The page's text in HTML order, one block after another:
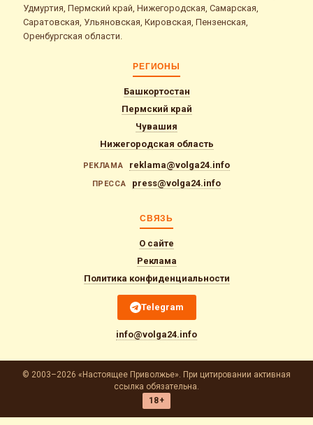
Удмуртия, Пермский край, Нижегородская, Самарская,
Саратовская, Ульяновская, Кировская, Пензенская,
Оренбургская области.
РЕГИОНЫ
Башкортостан
Пермский край
Чувашия
Нижегородская область
РЕКЛАМА reklama@volga24.info
ПРЕССА press@volga24.info
СВЯЗЬ
О сайте
Реклама
Политика конфиденциальности
Telegram
info@volga24.info
© 2003–2026 «Настоящее Приволжье». При цитировании активная
ссылка обязательна.
18+